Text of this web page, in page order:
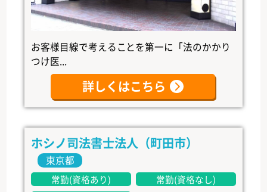
お客様目線で考えることを第一に「法のかかり
つけ医...
詳しくはこちら
ホシノ司法書士法人（町田市）
東京都
常勤(資格あり)
常勤(資格なし)